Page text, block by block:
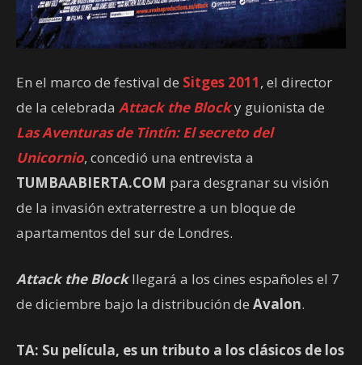
En el marco de festival de Sitges 2011, el director
de la celebrada Attack the Blocky guionista de
Las Aventuras de Tintín: El secreto del
Unicornio, concedió una entrevista a
TUMBAABIERTA.COM para desgranar su visión
de la invasión extraterrestre a un bloque de
apartamentos del sur de Londres.
Attack the Blockllegará a los cines españoles el 7
de diciembre bajo la distribución de Avalon.
TA: Su película, es un tributo a los clásicos de los